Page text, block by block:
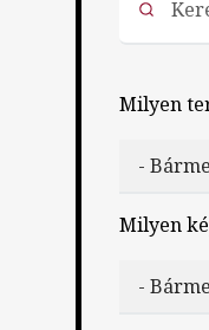
Milyen
Milyen